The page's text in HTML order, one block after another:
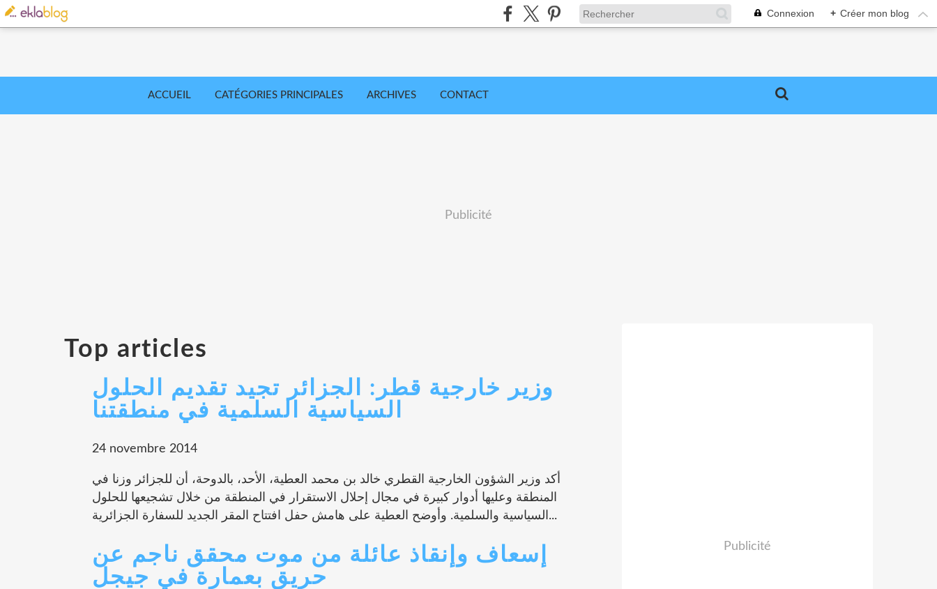
Connexion + Créer mon blog
ACCUEIL CATÉGORIES PRINCIPALES ARCHIVES CONTACT
Publicité
Top articles
وزير خارجية قطر: الجزائر تجيد تقديم الحلول
السياسية السلمية في منطقتنا
24 novembre 2014
أكد وزير الشؤون الخارجية القطري خالد بن محمد العطية، الأحد، بالدوحة، أن للجزائر وزنا في
المنطقة وعليها أدوار كبيرة في مجال إحلال الاستقرار في المنطقة من خلال تشجيعها للحلول
السياسية والسلمية. وأوضح العطية على هامش حفل افتتاح المقر الجديد للسفارة الجزائرية...
إسعاف وإنقاذ عائلة من موت محقق ناجم عن
حريق بعمارة في جيجل
Publicité